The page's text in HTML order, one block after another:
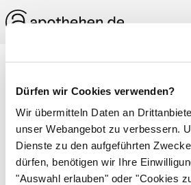
Dürfen wir Cookies verwenden?
Wir übermitteln Daten an
unser Webangebot zu verbessern.
Dienste zu den aufgeführten
dürfen, benötigen wir Ihre
"Auswahl erlauben" oder "Cookies
Postinfarkt-Angina
Erneutes Auftreten von
einem Herzinfarkt . Die
darauf hin, dass die